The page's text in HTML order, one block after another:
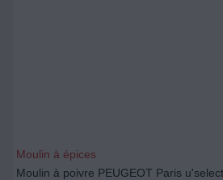
Moulin à épices
Moulin à poivre PEUGEOT Paris